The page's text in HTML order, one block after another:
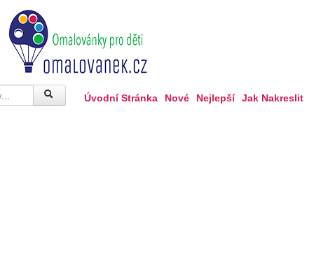
Úvodní Stránka Nové Nejlepší Jak Nakreslit